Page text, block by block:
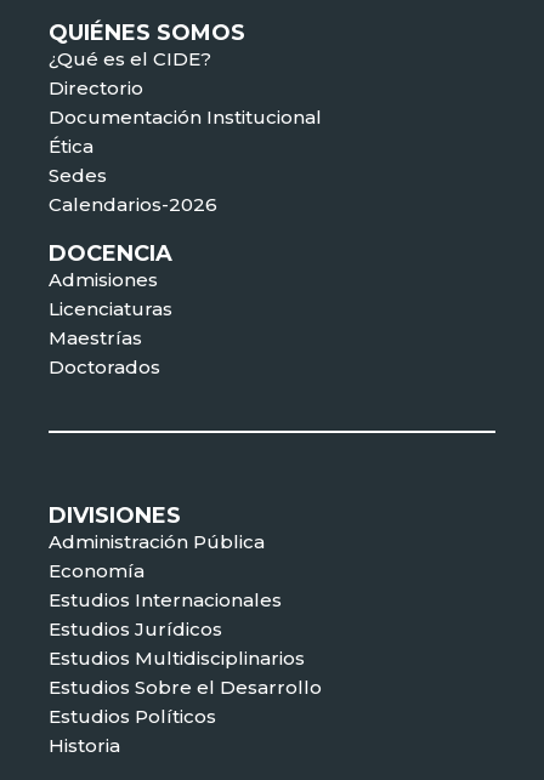
QUIÉNES SOMOS
¿Qué es el CIDE?
Directorio
Documentación Institucional
Ética
Sedes
Calendarios-2026
DOCENCIA
Admisiones
Licenciaturas
Maestrías
Doctorados
DIVISIONES
Administración Pública
Economía
Estudios Internacionales
Estudios Jurídicos
Estudios Multidisciplinarios
Estudios Sobre el Desarrollo
Estudios Políticos
Historia